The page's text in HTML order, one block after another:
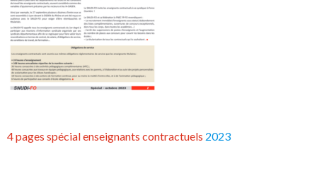
4 pages spécial enseignants contractuels 2023